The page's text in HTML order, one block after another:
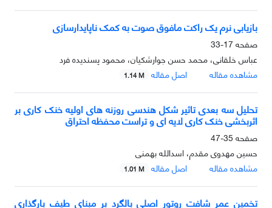
بازیابی نرم یک راکت مافوق صوت به کمک ناپایدارسازی
صفحه17-33
عباس خلقانی، محمد حسن جوارشکیان، محمود پسندیده فرد
مشاهده مقاله
اصل مقاله 1.14 M
تحلیل سه بعدی تاثیر شکل هندسی روزنه های اولیه خنک کاری بر
اثربخشی خنک کاری لایه ای و تراست محفظه احتراق
صفحه 35-47
حسین مهدوی مقدم، اسدالله بهمنی
مشاهده مقاله
اصل مقاله 1.01 M
تخمین عمر شافت روتور اصلی بالگرد بر مبنای طیف بارگذاری